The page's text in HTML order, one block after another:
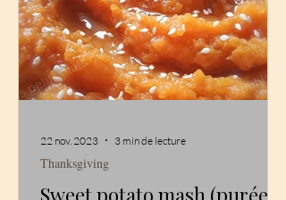
Sweet potato mash (purée
Thanksgiving
22 nov. 2023 3 min de lecture